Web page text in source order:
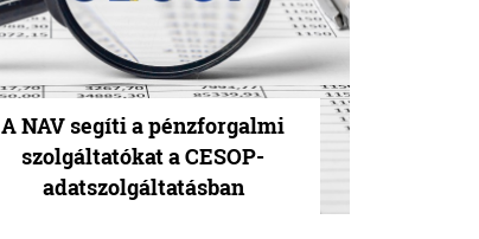
A NAV segíti a pénzforgalmi
szolgáltatókat a CESOP-
adatszolgáltatásban